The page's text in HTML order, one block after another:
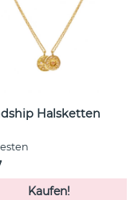
Halsketten
Kaufen!